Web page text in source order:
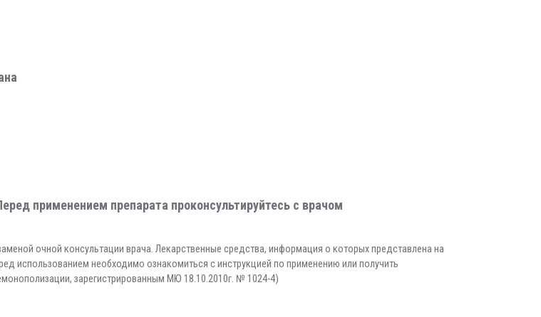
применением препарата проконсультируйтесь с врачом
очной консультации врача. Лекарственные средства, информация о которых представлена на
использованием необходимо ознакомиться с инструкцией по применению или получить
зарегистрированным МЮ 18.10.2010г. № 1024-4)